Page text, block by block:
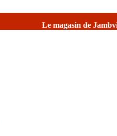
SAMEDI 1er aoûtpour la